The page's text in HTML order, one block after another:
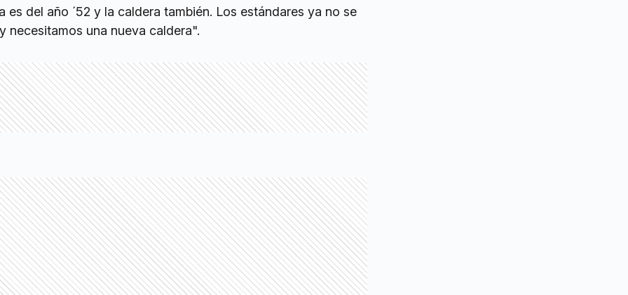
es del año ´52 y la caldera también. Los estándares ya no se
necesitamos una nueva caldera".